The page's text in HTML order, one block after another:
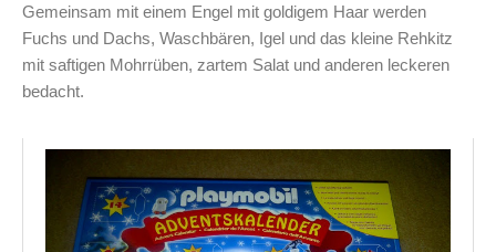
Gemeinsam mit einem Engel mit goldigem Haar werden
Fuchs und Dachs, Waschbären, Igel und das kleine Rehkitz
mit saftigen Mohrrüben, zartem Salat und anderen leckeren
bedacht.